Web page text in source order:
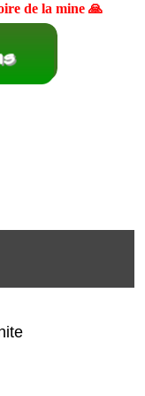
de la mine 🙏